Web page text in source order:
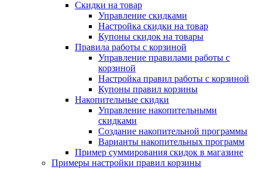
Скидки на товар
Управление скидками
Настройка скидки на товар
Купоны скидок на товары
Правила работы с корзиной
Управление правилами работы с
корзиной
Настройка правил работы с корзиной
Купоны правил корзины
Накопительные скидки
Управление накопительными
скидками
Создание накопительной программы
Варианты накопительных программ
Пример суммирования скидок в магазине
Примеры настройки правил корзины